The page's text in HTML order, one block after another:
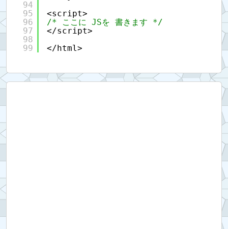
94
95
96
97
98
99
<script>
/* ここに JSを 書きます */
</script>
</html>